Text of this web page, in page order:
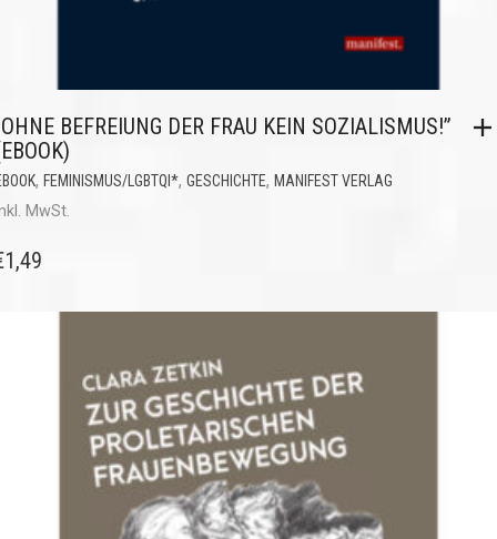
BEFREIUNG DER FRAU KEIN SOZIALISMUS!”
, FEMINISMUS/LGBTQI*, GESCHICHTE, MANIFEST VERLAG
MwSt.
1,49